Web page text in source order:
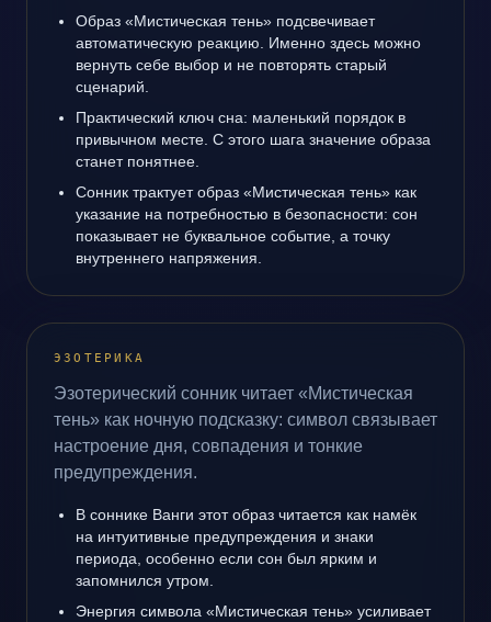
Образ «Мистическая тень» подсвечивает
автоматическую реакцию. Именно здесь можно
вернуть себе выбор и не повторять старый
сценарий.
Практический ключ сна: маленький порядок в
привычном месте. С этого шага значение образа
станет понятнее.
Сонник трактует образ «Мистическая тень» как
указание на потребностью в безопасности: сон
показывает не буквальное событие, а точку
внутреннего напряжения.
ЭЗОТЕРИКА
Эзотерический сонник читает «Мистическая
тень» как ночную подсказку: символ связывает
настроение дня, совпадения и тонкие
предупреждения.
В соннике Ванги этот образ читается как намёк
на интуитивные предупреждения и знаки
периода, особенно если сон был ярким и
запомнился утром.
Энергия символа «Мистическая тень» усиливает